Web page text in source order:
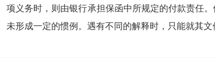
项义务时，则由银行承担保函中所规定的付款责任
未形成一定的惯例。遇有不同的解释时，只能就其文